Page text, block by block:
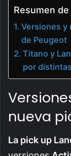
Resumen
Versiones y
de Peugeot
Titano y
por
nueva
La pick up